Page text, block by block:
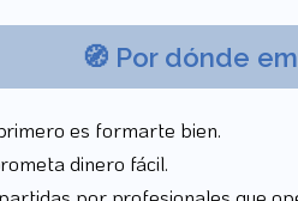
🧭 Por dónde
es formarte bien.
dinero fácil.